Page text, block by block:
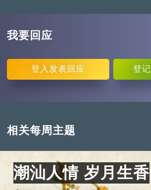
我要回应
登入 发表回应 登记
相关每周主题
潮汕人情 岁月生香